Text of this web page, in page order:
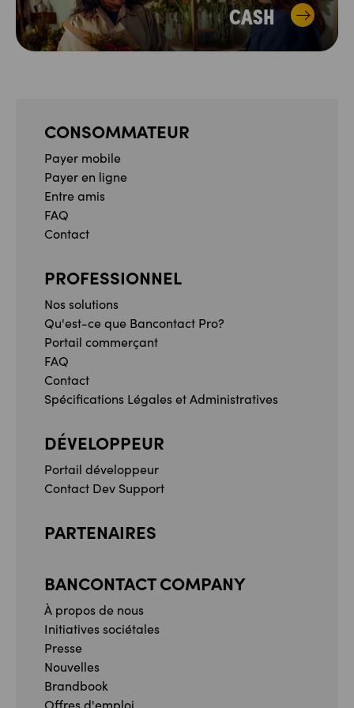
CASH
CONSOMMATEUR
Payer mobile
Payer en ligne
Entre amis
FAQ
Contact
PROFESSIONNEL
Nos solutions
Qu'est-ce que Bancontact Pro?
Portail commerçant
FAQ
Contact
Spécifications Légales et Administratives
DÉVELOPPEUR
Portail développeur
Contact Dev Support
PARTENAIRES
BANCONTACT COMPANY
À propos de nous
Initiatives sociétales
Presse
Nouvelles
Brandbook
Offres d'emploi